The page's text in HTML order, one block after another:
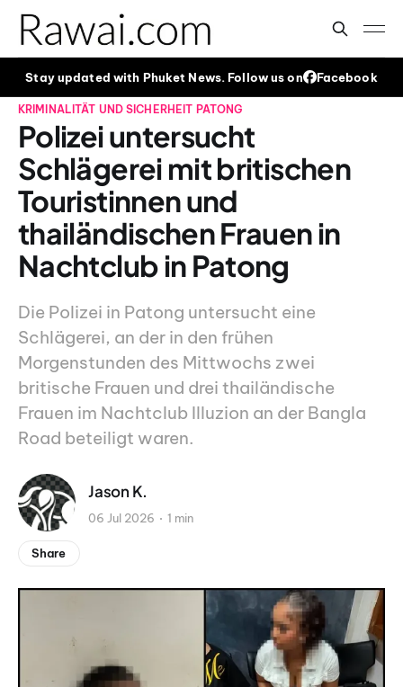
Stay updated with Phuket News. Follow us on Facebook
KRIMINALITÄT UND SICHERHEIT PATONG
Polizei untersucht
Schlägerei mit britischen
Touristinnen und
thailändischen Frauen in
Nachtclub in Patong
Die Polizei in Patong untersucht eine
Schlägerei, an der in den frühen
Morgenstunden des Mittwochs zwei
britische Frauen und drei thailändische
Frauen im Nachtclub Illuzion an der Bangla
Road beteiligt waren.
Jason K.
06 Jul 2026 1 min
Share